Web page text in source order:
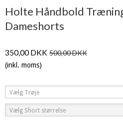
Holte Håndbold
Dameshorts
350,00 DKK 500,00 DKK
(inkl. moms)
Vælg Trøje
Vælg Short størrelse